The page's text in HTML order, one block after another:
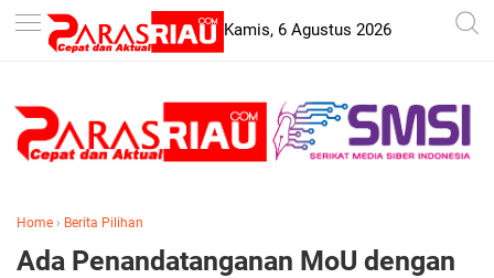
-->
Kamis, 6 Agustus 2026
Home › Berita Pilihan
Ada Penandatanganan MoU dengan